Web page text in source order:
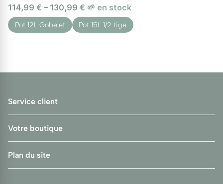
114,99 € – 130,99 € 🌱 en stock
Pot 12L Gobelet Pot 15L 1/2 tige
Service client
Votre boutique
Plan du site